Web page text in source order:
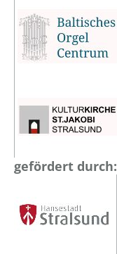
gefördert durch: